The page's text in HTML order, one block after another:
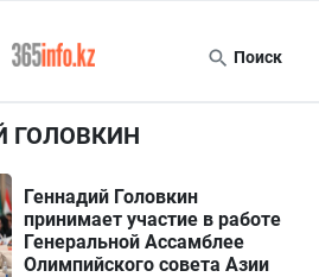
Поиск
ГОЛОВКИН
Геннадий Головкин
принимает участие в работе
Генеральной Ассамблее
Олимпийского совета Азии